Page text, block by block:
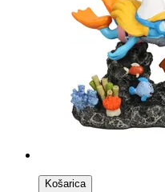
Košarica